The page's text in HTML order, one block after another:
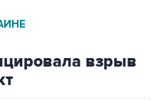
взрыв